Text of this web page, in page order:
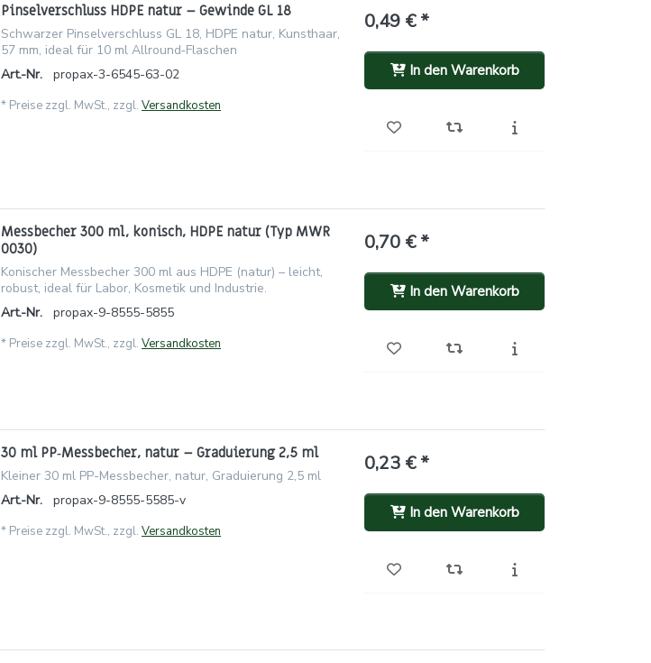
Pinselverschluss HDPE natur – Gewinde GL 18
Schwarzer Pinselverschluss GL 18, HDPE natur, Kunsthaar,
57 mm, ideal für 10 ml Allround‑Flaschen
Art.-Nr.
propax-3-6545-63-02
* Preise zzgl. MwSt., zzgl. Versandkosten
0,49 € *
In den Warenkorb
Messbecher 300 ml, konisch, HDPE natur (Typ MWR
0030)
Konischer Messbecher 300 ml aus HDPE (natur) – leicht,
robust, ideal für Labor, Kosmetik und Industrie.
Art.-Nr.
propax-9-8555-5855
* Preise zzgl. MwSt., zzgl. Versandkosten
0,70 € *
In den Warenkorb
30 ml PP‑Messbecher, natur – Graduierung 2,5 ml
Kleiner 30 ml PP-Messbecher, natur, Graduierung 2,5 ml
Art.-Nr.
propax-9-8555-5585-v
* Preise zzgl. MwSt., zzgl. Versandkosten
0,23 € *
In den Warenkorb